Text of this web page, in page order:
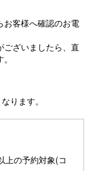
お客様へ確認のお電
ございましたら、直
ります。
上の予約対象(コ